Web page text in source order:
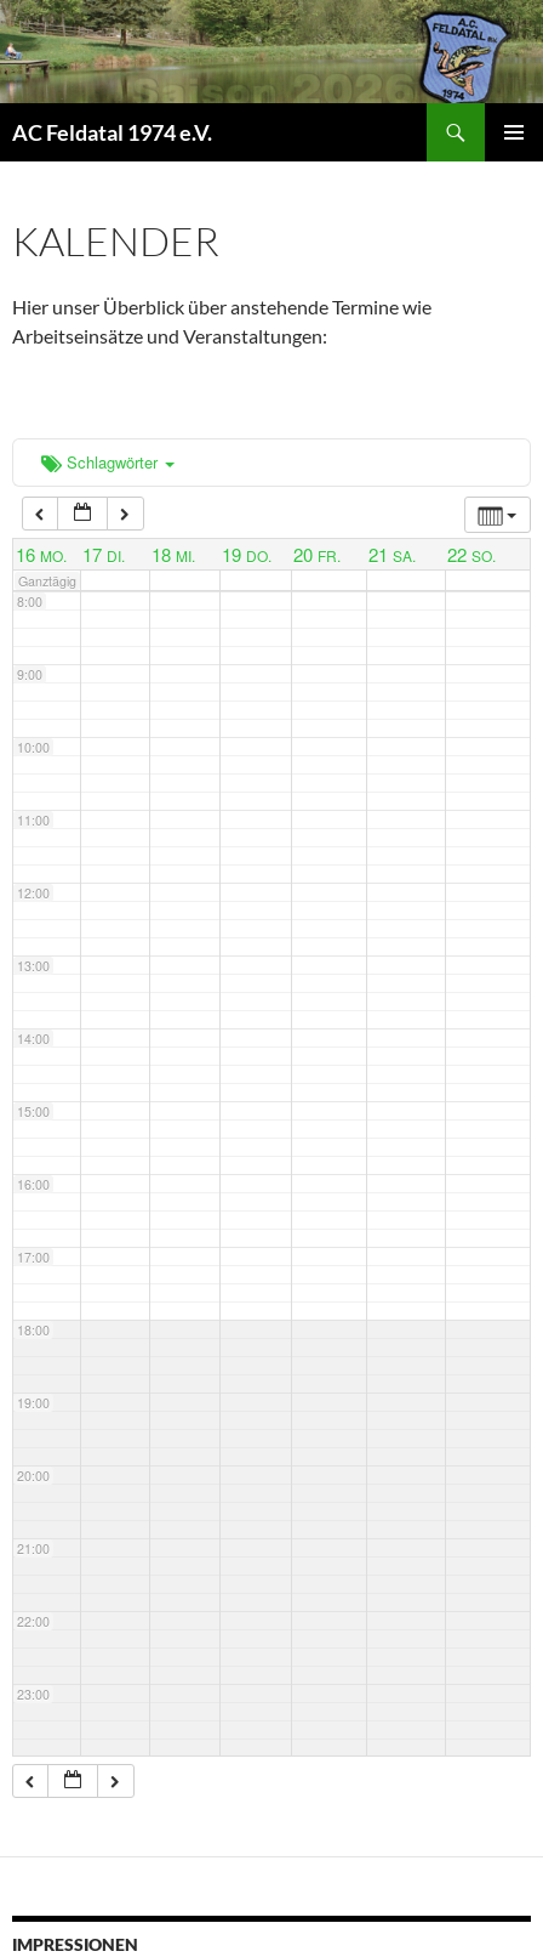
AC Feldatal 1974 e.V.
KALENDER
Hier unser Überblick über anstehende Termine wie
Arbeitseinsätze und Veranstaltungen:
Schlagwörter
16 MO. 17 DI. 18 MI. 19 DO. 20 FR. 21 SA. 22 SO.
Ganztägig
0:00
1:00
2:00
3:00
4:00
6:00
7:00
8:00
9:00
10:00
11:00
12:00
13:00
14:00
15:00
16:00
17:00
18:00
19:00
20:00
21:00
22:00
23:00
IMPRESSIONEN